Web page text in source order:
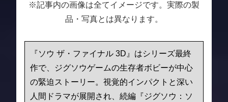
※記事内の画像は全てイメージです。実際の製
品・写真とは異なります。
『ソウ ザ・ファイナル 3D』はシリーズ最終
作で、ジグソウゲームの生存者ボビーが中心
の緊迫ストーリー。視覚的インパクトと深い
人間ドラマが展開され、続編『ジグソウ：ソ